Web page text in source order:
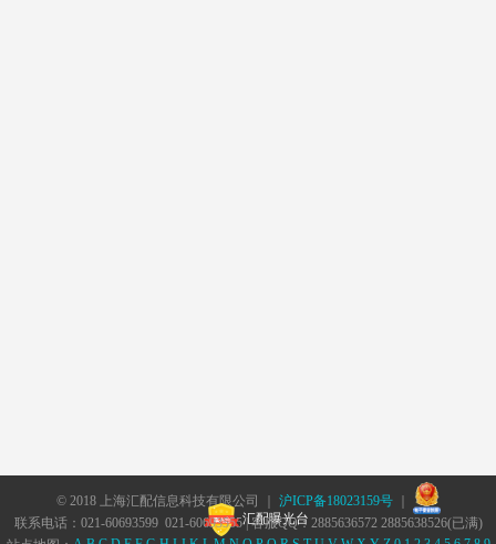
© 2018 上海汇配信息科技有限公司 ｜ 沪ICP备18023159号｜
汇配曝光台
联系电话：021-60693599 021-60693555 | 客服QQ：2885636572 2885638526(已满)